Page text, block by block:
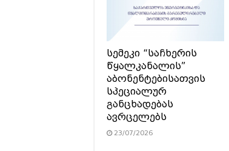
სემეკი “საჩხერის
წყალკანალის”
აბონენტებისათვის
სპეციალურ
განცხადებას
ავრცელებს
23/07/2026